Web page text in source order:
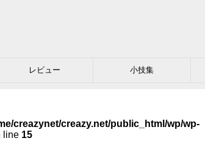
レビュー 小技集
creazynet/creazy.net/public_html/wp/wp-
line 15